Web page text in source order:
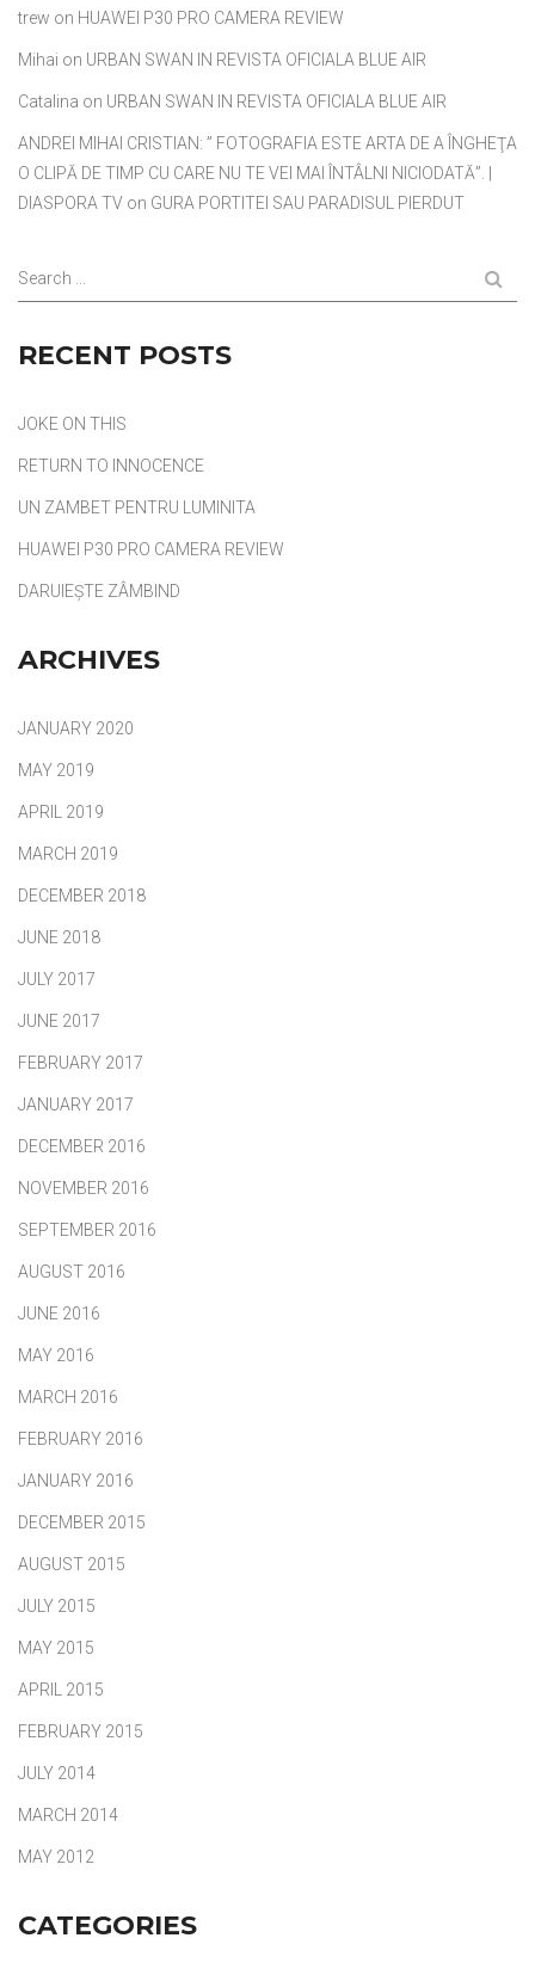
trew on HUAWEI P30 PRO CAMERA REVIEW
Mihai on URBAN SWAN IN REVISTA OFICIALA BLUE AIR
Catalina on URBAN SWAN IN REVISTA OFICIALA BLUE AIR
ANDREI MIHAI CRISTIAN: ” FOTOGRAFIA ESTE ARTA DE A ÎNGHEŢA
O CLIPĂ DE TIMP CU CARE NU TE VEI MAI ÎNTÂLNI NICIODATĂ”. |
DIASPORA TV on GURA PORTITEI SAU PARADISUL PIERDUT
Search ...
RECENT POSTS
JOKE ON THIS
RETURN TO INNOCENCE
UN ZAMBET PENTRU LUMINITA
HUAWEI P30 PRO CAMERA REVIEW
DARUIEȘTE ZÂMBIND
ARCHIVES
JANUARY 2020
MAY 2019
APRIL 2019
MARCH 2019
DECEMBER 2018
JUNE 2018
JULY 2017
JUNE 2017
FEBRUARY 2017
JANUARY 2017
DECEMBER 2016
NOVEMBER 2016
SEPTEMBER 2016
AUGUST 2016
JUNE 2016
MAY 2016
MARCH 2016
FEBRUARY 2016
JANUARY 2016
DECEMBER 2015
AUGUST 2015
JULY 2015
MAY 2015
APRIL 2015
FEBRUARY 2015
JULY 2014
MARCH 2014
MAY 2012
CATEGORIES